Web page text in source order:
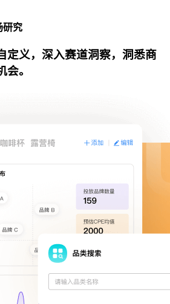
研究
定义，深入赛道洞察，洞悉商
。